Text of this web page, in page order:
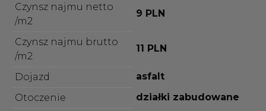
Czynsz najmu netto
/m2
9 PLN
Czynsz najmu brutto
/m2
11 PLN
Dojazd
asfalt
Otoczenie
działki zabudowane